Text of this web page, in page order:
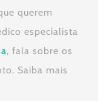
querem
especialista
, fala sobre os
Saiba mais